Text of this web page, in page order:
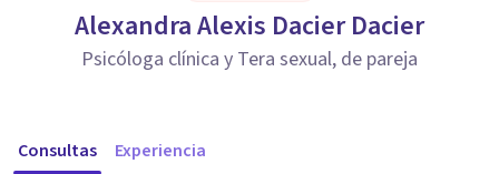
Alexandra Alexis Dacier Dacier
Psicóloga clínica y Tera sexual, de pareja
Consultas Experiencia